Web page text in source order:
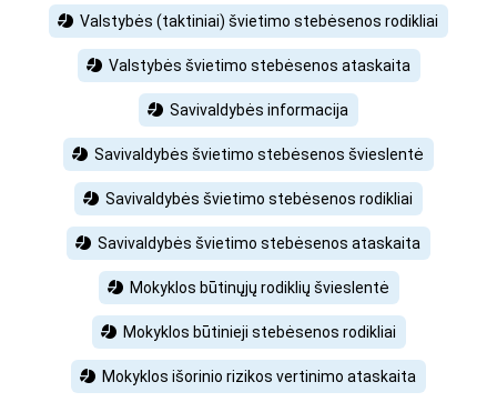
Valstybės (taktiniai) švietimo stebėsenos rodikliai
Valstybės švietimo stebėsenos ataskaita
Savivaldybės informacija
Savivaldybės švietimo stebėsenos švieslentė
Savivaldybės švietimo stebėsenos rodikliai
Savivaldybės švietimo stebėsenos ataskaita
Mokyklos būtinųjų rodiklių švieslentė
Mokyklos būtinieji stebėsenos rodikliai
Mokyklos išorinio rizikos vertinimo ataskaita